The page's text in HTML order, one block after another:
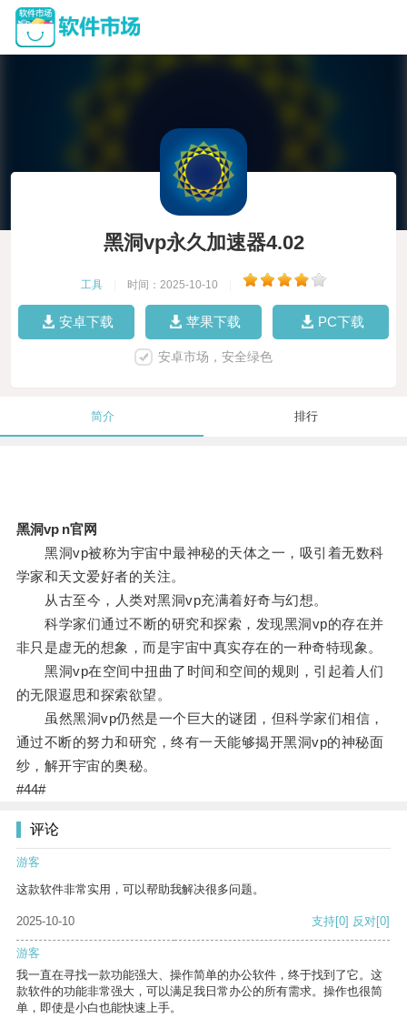
黑洞vp永久加速器4.02
工具 时间：2025-10-10
安卓下载 苹果下载 PC下载
安卓市场，安全绿色
简介 排行
黑洞vp n官网
黑洞vp被称为宇宙中最神秘的天体之一，吸引着无数科
学家和天文爱好者的关注。
从古至今，人类对黑洞vp充满着好奇与幻想。
科学家们通过不断的研究和探索，发现黑洞vp的存在并
非只是虚无的想象，而是宇宙中真实存在的一种奇特现象。
黑洞vp在空间中扭曲了时间和空间的规则，引起着人们
的无限遐思和探索欲望。
虽然黑洞vp仍然是一个巨大的谜团，但科学家们相信，
通过不断的努力和研究，终有一天能够揭开黑洞vp的神秘面
纱，解开宇宙的奥秘。
#44#
评论
游客
这款软件非常实用，可以帮助我解决很多问题。
2025-10-10 支持[0] 反对[0]
游客
我一直在寻找一款功能强大、操作简单的办公软件，终于找到了它。这
款软件的功能非常强大，可以满足我日常办公的所有需求。操作也很简
单，即使是小白也能快速上手。